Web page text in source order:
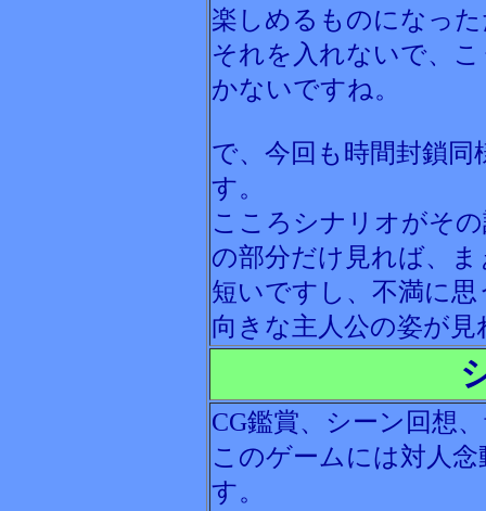
楽しめるものになっ
それを入れないで、
かないですね。
で、今回も時間封鎖
す。
こころシナリオがそ
の部分だけ見れば、
短いですし、不満に
向きな主人公の姿が
CG鑑賞、シーン回想
このゲームには対人
す。